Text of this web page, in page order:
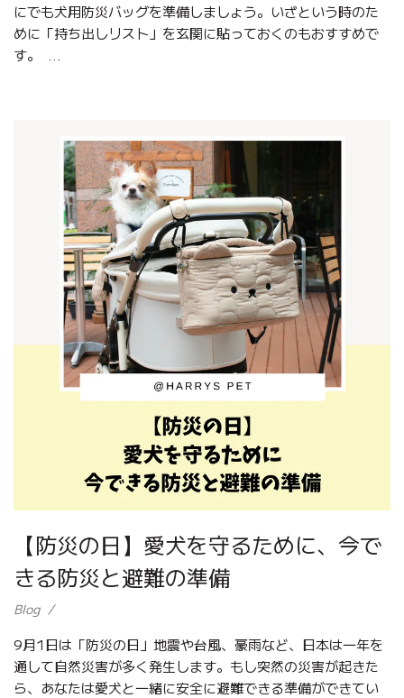
にでも犬用防災バッグを準備しましょう。いざという時のた
めに「持ち出しリスト」を玄関に貼っておくのもおすすめで
す。 ...
【防災の日】愛犬を守るために、今で
きる防災と避難の準備
Blog
9月1日は「防災の日」地震や台風、豪雨など、日本は一年を
通して自然災害が多く発生します。もし突然の災害が起きた
ら、あなたは愛犬と一緒に安全に避難できる準備ができてい